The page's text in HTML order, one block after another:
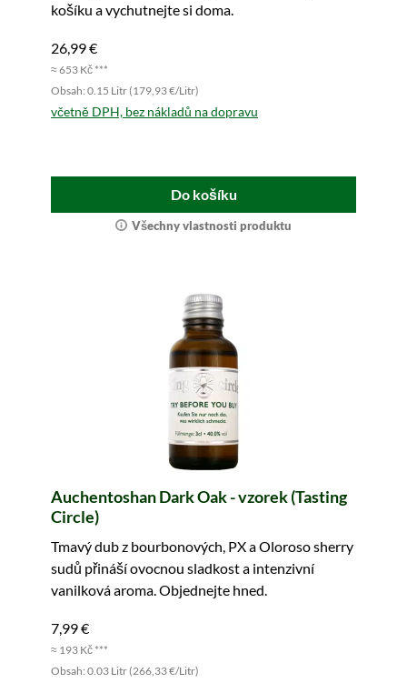
košíku a vychutnejte si doma.
26,99 €
≈ 653 Kč ***
Obsah: 0.15 Litr (179,93 €/Litr)
včetně DPH, bez nákladů na dopravu
Do košíku
Všechny vlastnosti produktu
Auchentoshan Dark Oak - vzorek (Tasting
Circle)
Tmavý dub z bourbonových, PX a Oloroso sherry
sudů přináší ovocnou sladkost a intenzivní
vanilková aroma. Objednejte hned.
7,99 €
≈ 193 Kč ***
Obsah: 0.03 Litr (266,33 €/Litr)